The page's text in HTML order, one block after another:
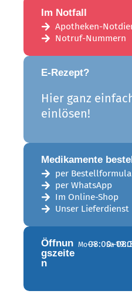
Im Notfall
Apotheken-
Notruf-Nummern
E-Rezept?
Hier ganz
einlösen!
Medikamente
per
per WhatsApp
Im Online-Shop
Unser Lieferdienst
Öffnun
gszeite
n
Mo–Fr Sa